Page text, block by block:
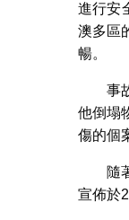
進行安
澳多區
暢。
事
他倒塌
傷的個
隨
宣佈於